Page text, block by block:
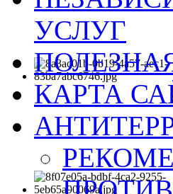
УСЛУГ
КАРТА